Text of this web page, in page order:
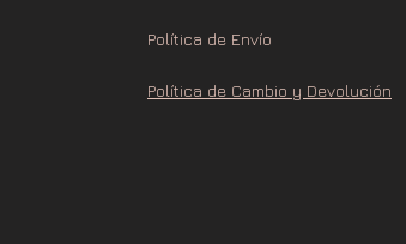
Política de Envío
Política de Cambio y Devolución